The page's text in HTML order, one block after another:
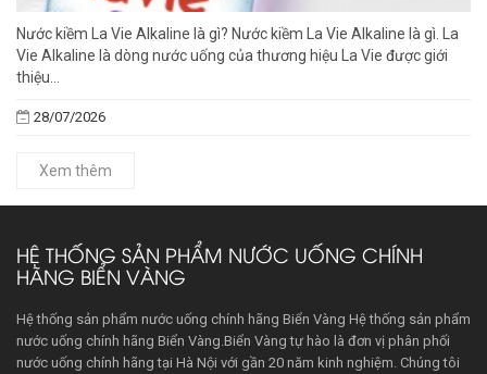
Nước kiềm La Vie Alkaline là gì? Nước kiềm La Vie Alkaline là gì. La
Vie Alkaline là dòng nước uống của thương hiệu La Vie được giới
thiệu...
28/07/2026
Xem thêm
HỆ THỐNG SẢN PHẨM NƯỚC UỐNG CHÍNH
HÃNG BIỂN VÀNG
Hệ thống sản phẩm nước uống chính hãng Biển Vàng Hệ thống sản phẩm
nước uống chính hãng Biển Vàng.Biển Vàng tự hào là đơn vị phân phối
nước uống chính hãng tại Hà Nội với gần 20 năm kinh nghiệm. Chúng tôi